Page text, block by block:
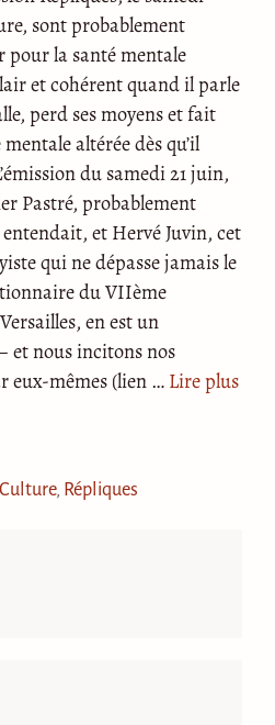
sont probablement
pour la santé mentale
et cohérent quand il parle
perd ses moyens et fait
altérée dès qu’il
du samedi 21 juin,
Pastré, probablement
entendait, et Hervé Juvin, cet
qui ne dépasse jamais le
du VIIème
en est un
et nous incitons nos
eux-mêmes (lien … Lire plus
, Répliques